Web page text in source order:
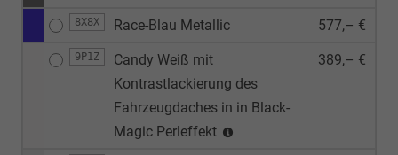
8X8X Race-Blau Metallic 577,– €
9P1Z
Candy Weiß mit
Kontrastlackierung des
Fahrzeugdaches in in Black-
Magic Perleffekt
389,– €